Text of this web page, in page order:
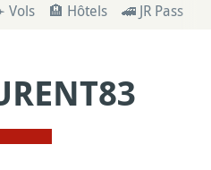
Vols 🏨 Hôtels 🚄 JR Pass